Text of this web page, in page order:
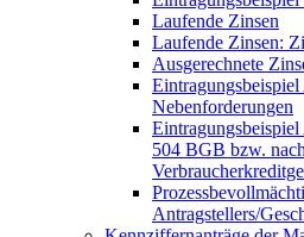
Laufende Zinsen
Laufende Zinsen:
Ausgerechnete
Nebenforderungen
504 BGB bzw.
Antragstellers/